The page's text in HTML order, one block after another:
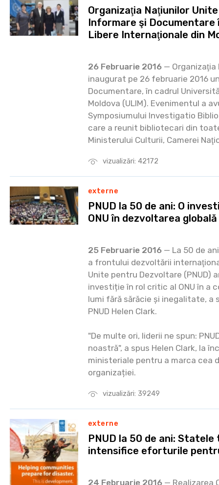
vizualizări: 42172
Organizaţia Naţiunilor
Informare şi
Libere Internaţionale din
26 Februarie 2016 — Organizaţia
inaugurat pe 26 februarie 2016
Documentare, în cadrul
Moldova (ULIM). Evenimentul a
Symposiumului Investigatio
care a reunit bibliotecari din
Ministerului Culturii, Camerei
vizualizări: 39249
externe
PNUD la 50 de ani: O
ONU în dezvoltarea globală
25 Februarie 2016 — La 50 de
a frontului dezvoltării
Unite pentru Dezvoltare (PNUD)
investiție în rol critic al ONU în a
lumi fără sărăcie și inegalitate, a
PNUD Helen Clark.
"De multe ori, liderii ne spun:
noastră", a spus Helen Clark, la
ministeriale pentru a marca cea
organizației.
externe
PNUD la 50 de ani:
intensifice eforturile
24 Februarie 2016 — Realizarea